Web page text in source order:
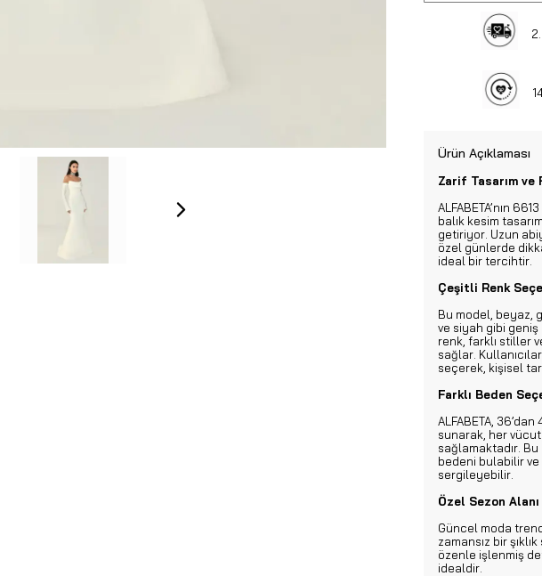
Ürün Açıklaması
Zarif Tasarım ve
ALFABETA’nın
balık kesim
getiriyor. Uzun
özel günlerde
ideal bir tercihtir.
Çeşitli Renk
Bu model, beyaz,
ve siyah gibi
renk, farklı stiller
sağlar.
seçerek, kişisel
Farklı Beden
ALFABETA,
sunarak, her
sağlamaktadır.
bedeni bulabilir ve
sergileyebilir.
Özel Sezon Alanı
Güncel moda
zamansız bir
özenle işlenmiş
idealdir.